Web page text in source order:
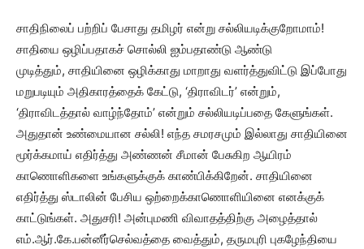
சாதிநிலைப் பற்றிப் பேசாது தமிழர் என்று சல்லியடிக்குறோமாம்!
சாதியை ஒழிப்பதாகச் சொல்லி ஐம்பதாண்டு ஆண்டு
முடித்தும், சாதியினை ஒழிக்காது மாறாது வளர்த்துவிட்டு இப்போது
மறுபடியும் அதிகாரத்தைக் கேட்டு, ‘திராவிடர்’ என்றும்,
‘திராவிடத்தால் வாழ்ந்தோம்’ என்றும் சல்லியடிப்பதை கேளுங்கள்.
அதுதான் உண்மையான சல்லி! எந்த சமரசமும் இல்லாது சாதியினை
மூர்க்கமாய் எதிர்த்து அண்ணன் சீமான் பேசுகிற ஆயிரம்
காணொளிகளை உங்களுக்குக் காண்பிக்கிறேன். சாதியினை
எதிர்த்து ஸ்டாலின் பேசிய ஒற்றைக்காணொளியினை எனக்குக்
காட்டுங்கள். அதுசரி! அன்புமணி விவாதத்திற்கு அழைத்தால்
எம்.ஆர்.கே.பன்னீர்செல்வத்தை வைத்தும், தருமபுரி புகழேந்தியை